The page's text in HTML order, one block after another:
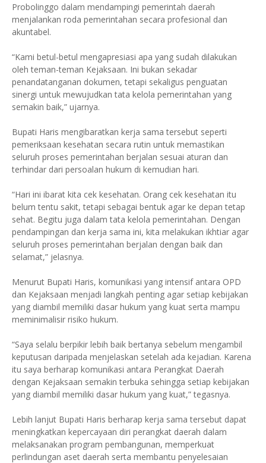
Probolinggo dalam mendampingi pemerintah daerah
menjalankan roda pemerintahan secara profesional dan
akuntabel.
“Kami betul-betul mengapresiasi apa yang sudah dilakukan
oleh teman-teman Kejaksaan. Ini bukan sekadar
penandatanganan dokumen, tetapi sekaligus penguatan
sinergi untuk mewujudkan tata kelola pemerintahan yang
semakin baik,” ujarnya.
Bupati Haris mengibaratkan kerja sama tersebut seperti
pemeriksaan kesehatan secara rutin untuk memastikan
seluruh proses pemerintahan berjalan sesuai aturan dan
terhindar dari persoalan hukum di kemudian hari.
“Hari ini ibarat kita cek kesehatan. Orang cek kesehatan itu
belum tentu sakit, tetapi sebagai bentuk agar ke depan tetap
sehat. Begitu juga dalam tata kelola pemerintahan. Dengan
pendampingan dan kerja sama ini, kita melakukan ikhtiar agar
seluruh proses pemerintahan berjalan dengan baik dan
selamat,” jelasnya.
Menurut Bupati Haris, komunikasi yang intensif antara OPD
dan Kejaksaan menjadi langkah penting agar setiap kebijakan
yang diambil memiliki dasar hukum yang kuat serta mampu
meminimalisir risiko hukum.
“Saya selalu berpikir lebih baik bertanya sebelum mengambil
keputusan daripada menjelaskan setelah ada kejadian. Karena
itu saya berharap komunikasi antara Perangkat Daerah
dengan Kejaksaan semakin terbuka sehingga setiap kebijakan
yang diambil memiliki dasar hukum yang kuat,” tegasnya.
Lebih lanjut Bupati Haris berharap kerja sama tersebut dapat
meningkatkan kepercayaan diri perangkat daerah dalam
melaksanakan program pembangunan, memperkuat
perlindungan aset daerah serta membantu penyelesaian